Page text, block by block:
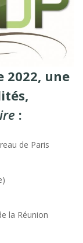
2022, une
:
de Paris
la Réunion